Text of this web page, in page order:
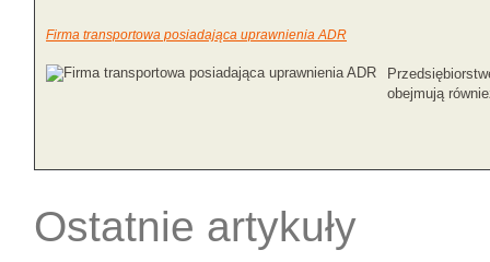
Firma transportowa posiadająca uprawnienia ADR
obejmują
Ostatnie artykuły